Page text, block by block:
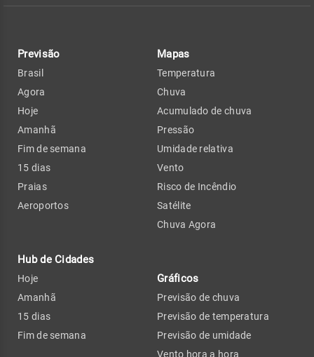
Previsão
Brasil
Agora
Hoje
Amanhã
Fim de semana
15 dias
Praias
Aeroportos
Hub de Cidades
Hoje
Amanhã
15 dias
Fim de semana
Mapas
Temperatura
Chuva
Acumulado de chuva
Pressão
Umidade relativa
Vento
Risco de Incêndio
Satélite
Chuva Agora
Gráficos
Previsão de chuva
Previsão de temperatura
Previsão de umidade
Vento hora a hora